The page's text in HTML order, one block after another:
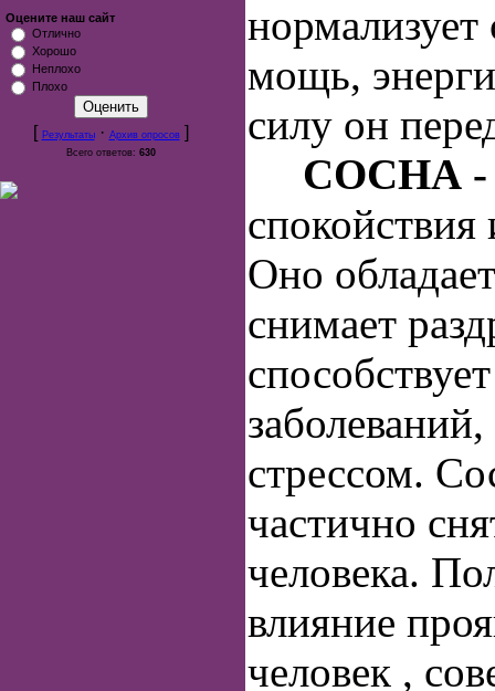
Оцените наш сайт
Отлично
Хорошо
Неплохо
Плохо
[ Результаты· Архив опросов]
Всего ответов: 630
мощь,
силу он
СОСНА
Оно
снимает
стрессом.
частично
человека.
влияние
человек ,